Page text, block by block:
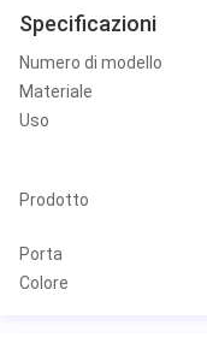
Specificazioni
Numero di modello
Materiale
Uso
Prodotto
Porta
Colore